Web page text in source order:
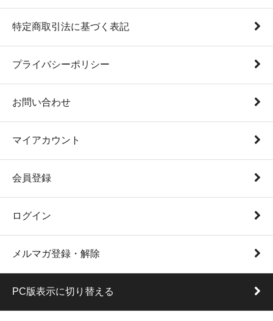
特定商取引法に基づく表記
プライバシーポリシー
お問い合わせ
マイアカウント
会員登録
ログイン
メルマガ登録・解除
PC版表示に切り替える